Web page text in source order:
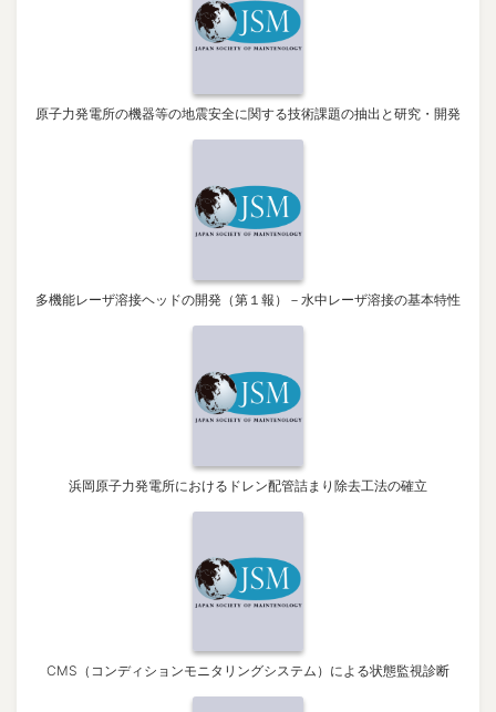
原子力発電所の機器等の地震安全に関する技術課題の抽出と研究・開発
多機能レーザ溶接ヘッドの開発（第１報）－水中レーザ溶接の基本特性
浜岡原子力発電所におけるドレン配管詰まり除去工法の確立
CMS（コンディションモニタリングシステム）による状態監視診断